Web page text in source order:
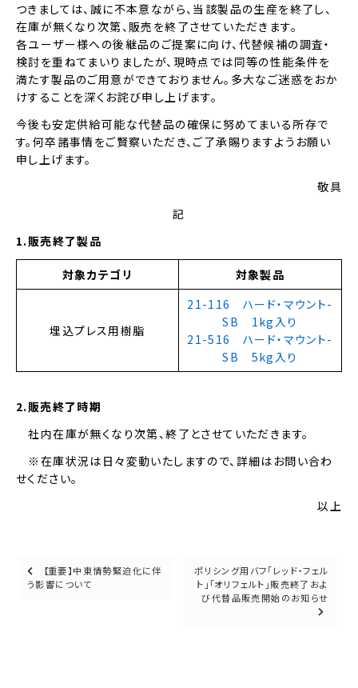
つきましては、誠に不本意ながら、当該製品の生産を終了し、
在庫が無くなり次第、販売を終了させていただきます。
各ユーザー様への後継品のご提案に向け、代替候補の調査・
検討を重ねてまいりましたが、現時点では同等の性能条件を
満たす製品のご用意ができておりません。多大なご迷惑をおか
けすることを深くお詫び申し上げます。
今後も安定供給可能な代替品の確保に努めてまいる所存で
す。何卒諸事情をご賢察いただき、ご了承賜りますようお願い
申し上げます。
敬具
記
1.販売終了製品
対象カテゴリ 対象製品
埋込プレス用樹脂
21-116 ハード・マウント-
SB 1kg入り
21-516 ハード・マウント-
SB 5kg入り
2.販売終了時期
社内在庫が無くなり次第、終了とさせていただきます。
※在庫状況は日々変動いたしますので、詳細はお問い合わ
せください。
以上
Posts
navigation
【重要】中東情勢緊迫化に伴
う影響について
ポリシング用バフ「レッド・フェル
ト」「オリフェルト」販売終了およ
び代替品販売開始のお知らせ